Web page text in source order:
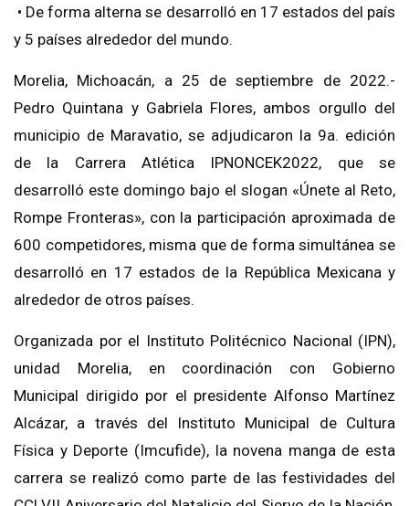
• De forma alterna se desarrolló en 17 estados del país
y 5 países alrededor del mundo.
Morelia, Michoacán, a 25 de septiembre de 2022.-
Pedro Quintana y Gabriela Flores, ambos orgullo del
municipio de Maravatio, se adjudicaron la 9a. edición
de la Carrera Atlética IPNONCEK2022, que se
desarrolló este domingo bajo el slogan «Únete al Reto,
Rompe Fronteras», con la participación aproximada de
600 competidores, misma que de forma simultánea se
desarrolló en 17 estados de la República Mexicana y
alrededor de otros países.
Organizada por el Instituto Politécnico Nacional (IPN),
unidad Morelia, en coordinación con Gobierno
Municipal dirigido por el presidente Alfonso Martínez
Alcázar, a través del Instituto Municipal de Cultura
Física y Deporte (Imcufide), la novena manga de esta
carrera se realizó como parte de las festividades del